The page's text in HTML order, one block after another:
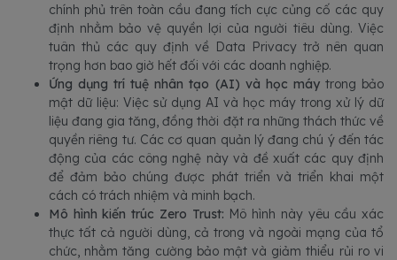
chính phủ trên toàn cầu đang tích cực củng cố các quy
định nhằm bảo vệ quyền lợi của người tiêu dùng. Việc
tuân thủ các quy định về Data Privacy trở nên quan
trọng hơn bao giờ hết đối với các doanh nghiệp.
Ứng dụng trí tuệ nhân tạo (AI) và học máytrong bảo
mật dữ liệu: Việc sử dụng AI và học máy trong xử lý dữ
liệu đang gia tăng, đồng thời đặt ra những thách thức về
quyền riêng tư. Các cơ quan quản lý đang chú ý đến tác
động của các công nghệ này và đề xuất các quy định
để đảm bảo chúng được phát triển và triển khai một
cách có trách nhiệm và minh bạch.
Mô hình kiến trúc Zero Trust: Mô hình này yêu cầu xác
thực tất cả người dùng, cả trong và ngoài mạng của tổ
chức, nhằm tăng cường bảo mật và giảm thiểu rủi ro vi